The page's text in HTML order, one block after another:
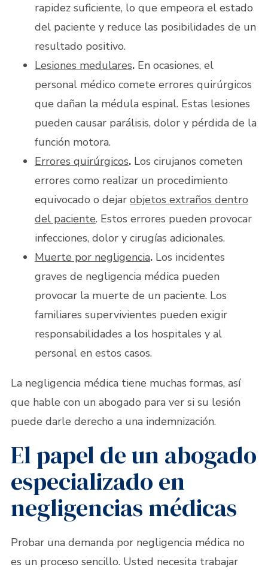
rapidez suficiente, lo que empeora el estado
del paciente y reduce las posibilidades de un
resultado positivo.
Lesiones medulares. En ocasiones, el
personal médico comete errores quirúrgicos
que dañan la médula espinal. Estas lesiones
pueden causar parálisis, dolor y pérdida de la
función motora.
Errores quirúrgicos. Los cirujanos cometen
errores como realizar un procedimiento
equivocado o dejar objetos extraños dentro
del paciente. Estos errores pueden provocar
infecciones, dolor y cirugías adicionales.
Muerte por negligencia. Los incidentes
graves de negligencia médica pueden
provocar la muerte de un paciente. Los
familiares supervivientes pueden exigir
responsabilidades a los hospitales y al
personal en estos casos.
La negligencia médica tiene muchas formas, así
que hable con un abogado para ver si su lesión
puede darle derecho a una indemnización.
El papel de un abogado
especializado en
negligencias médicas
Probar una demanda por negligencia médica no
es un proceso sencillo. Usted necesita trabajar